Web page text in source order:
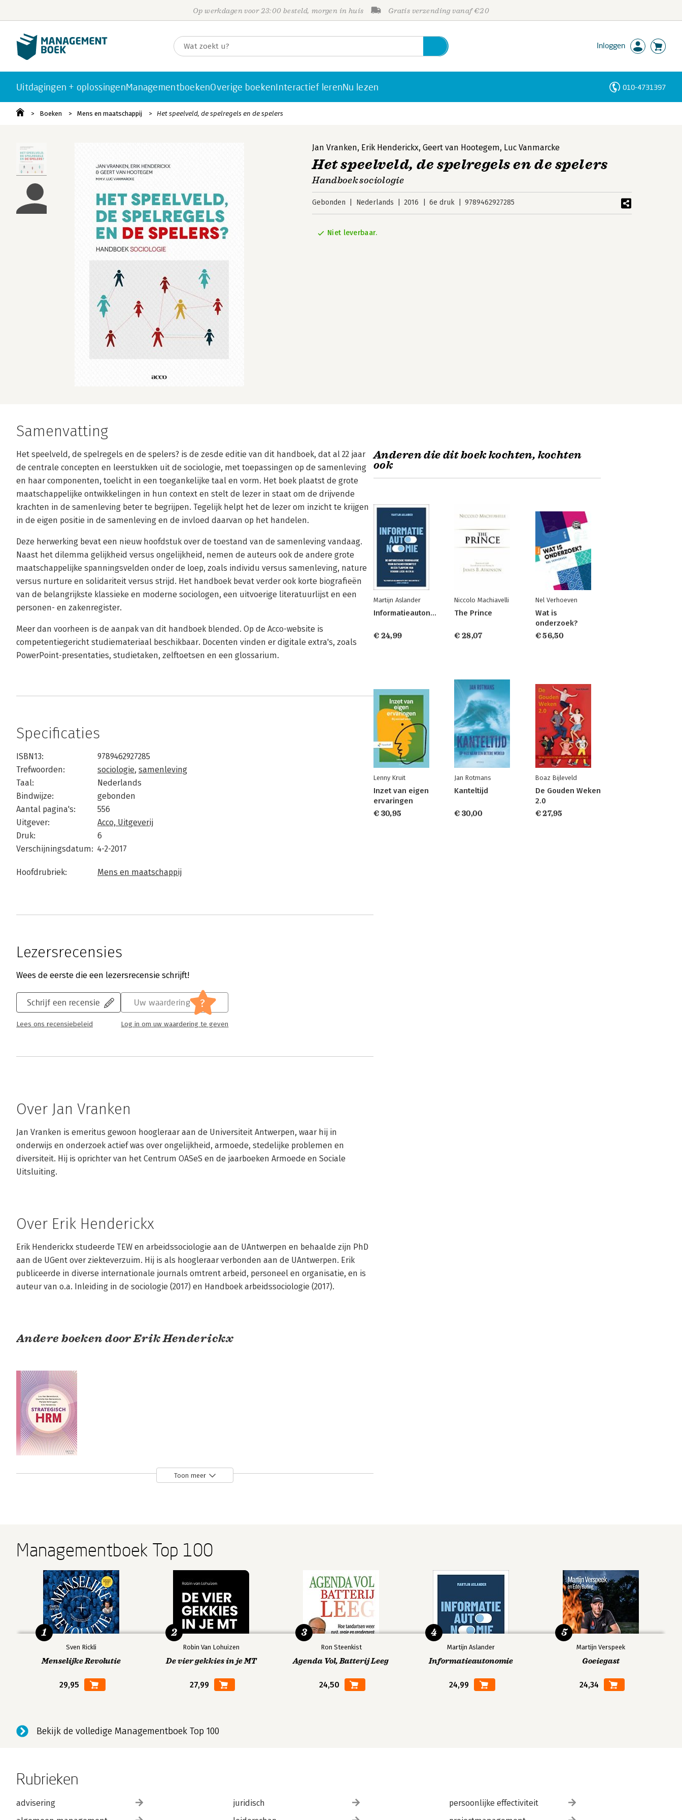
Op werkdagen voor 23:00 besteld, morgen in huis Gratis verzending vanaf €20
Inloggen
Uitdagingen + oplossingenManagementboekenOverige boekenInteractief lerenNu lezen 010-4731397
Boeken Mens en maatschappij Het speelveld, de spelregels en de spelers
Jan Vranken, Erik Henderickx,Geert van Hootegem, Luc Vanmarcke
Het speelveld, de spelregels en de spelers
Handboek sociologie
Gebonden Nederlands 2016 6e druk 9789462927285
Niet leverbaar.
Samenvatting
Het speelveld, de spelregels en de spelers? is de zesde editie van dit handboek, dat al 22 jaar
de centrale concepten en leerstukken uit de sociologie, met toepassingen op de samenleving
en haar componenten, toelicht in een toegankelijke taal en vorm. Het boek plaatst de grote
maatschappelijke ontwikkelingen in hun context en stelt de lezer in staat om de drijvende
krachten in de samenleving beter te begrijpen. Tegelijk helpt het de lezer om inzicht te krijgen
in de eigen positie in de samenleving en de invloed daarvan op het handelen.
Deze herwerking bevat een nieuw hoofdstuk over de toestand van de samenleving vandaag.
Naast het dilemma gelijkheid versus ongelijkheid, nemen de auteurs ook de andere grote
maatschappelijke spanningsvelden onder de loep, zoals individu versus samenleving, nature
versus nurture en solidariteit versus strijd. Het handboek bevat verder ook korte biografieën
van de belangrijkste klassieke en moderne sociologen, een uitvoerige literatuurlijst en een
personen- en zakenregister.
Meer dan voorheen is de aanpak van dit handboek blended. Op de Acco-website is
competentiegericht studiemateriaal beschikbaar. Docenten vinden er digitale extra's, zoals
PowerPoint-presentaties, studietaken, zelftoetsen en een glossarium.
Specificaties
ISBN13:
9789462927285
Trefwoorden:
sociologie, samenleving
Taal:
Nederlands
Bindwijze:
gebonden
Aantal pagina's:
556
Uitgever:
Acco, Uitgeverij
Druk:
6
Verschijningsdatum: 4-2-2017
Hoofdrubriek: Mens en maatschappij
Lezersrecensies
Wees de eerste die een lezersrecensie schrijft!
Schrijf een recensie
Lees ons recensiebeleid
Uw waardering ?
Log in om uw waardering te geven
Over Jan Vranken
Jan Vranken is emeritus gewoon hoogleraar aan de Universiteit Antwerpen, waar hij in
onderwijs en onderzoek actief was over ongelijkheid, armoede, stedelijke problemen en
diversiteit. Hij is oprichter van het Centrum OASeS en de jaarboeken Armoede en Sociale
Uitsluiting.
Over Erik Henderickx
Erik Henderickx studeerde TEW en arbeidssociologie aan de UAntwerpen en behaalde zijn PhD
aan de UGent over ziekteverzuim. Hij is als hoogleraar verbonden aan de UAntwerpen. Erik
publiceerde in diverse internationale journals omtrent arbeid, personeel en organisatie, en is
auteur van o.a. Inleiding in de sociologie (2017) en Handboek arbeidssociologie (2017).
Andere boeken door Erik Henderickx
Geert van Hootegem is gewoon hoogleraar aan de KU Leuven, gespecialiseerd in arbeids- en
organisatiesociologie, organisatieredesign en veranderingsmanagement. Omdat niets zo
praktisch is als een goede theorie ondersteunt hij zowel profit- als nonprofit-organisaties.
Andere boeken door Geert van Hootegem
Over Luc Vanmarcke
Toon meer
Anderen die dit boek kochten, kochten
ook
Martijn Aslander
Informatieautonomie
€ 24,99
Niccolo Machiavelli
The Prince
€ 28,07
Nel Verhoeven
Wat is
onderzoek?
€ 56,50
Lenny Kruit
Inzet van eigen
ervaringen
€ 30,95
Jan Rotmans
Kanteltijd
€ 30,00
Boaz Bijleveld
De Gouden Weken
2.0
€ 27,95
Managementboek Top 100
Sven Rickli
Menselijke Revolutie
29,95
1
Robin Van Lohuizen
De vier gekkies in je MT
27,99
2
Ron Steenkist
Agenda Vol, Batterij Leeg
24,50
3
Martijn Aslander
Informatieautonomie
24,99
4
Martijn Verspeek
Goeiegast
24,34
5
Bekijk de volledige Managementboek Top 100
Rubrieken
advisering
juridisch
persoonlijke effectiviteit
Personen